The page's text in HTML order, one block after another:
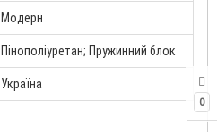
0
Модерн
Пінополіуретан; Пружинний блок
Україна